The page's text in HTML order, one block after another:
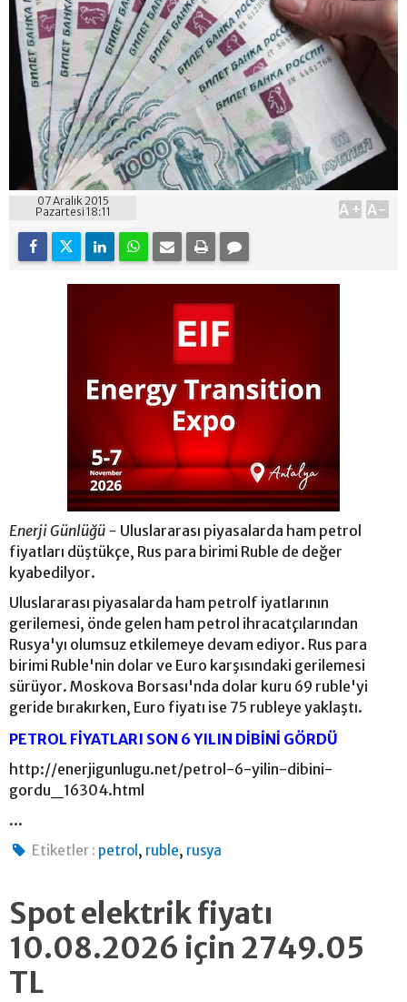
07 Aralık 2015
Pazartesi 18:11
A+ A-
Enerji Günlüğü - Uluslararası piyasalarda ham petrol
fiyatları düştükçe, Rus para birimi Ruble de değer
kyabedilyor.
Uluslararası piyasalarda ham petrolf iyatlarının
gerilemesi, önde gelen ham petrol ihracatçılarından
Rusya'yı olumsuz etkilemeye devam ediyor. Rus para
birimi Ruble'nin dolar ve Euro karşısındaki gerilemesi
sürüyor. Moskova Borsası'nda dolar kuru 69 ruble'yi
geride bırakırken, Euro fiyatı ise 75 rubleye yaklaştı.
PETROL FİYATLARI SON 6 YILIN DİBİNİ GÖRDÜ
http://enerjigunlugu.net/petrol-6-yilin-dibini-
gordu_16304.html
...
Etiketler : petrol , ruble, rusya
Spot elektrik fiyatı
10.08.2026 için 2749.05
TL